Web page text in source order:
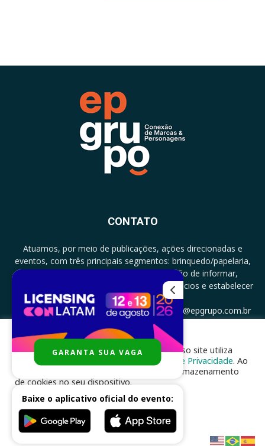
CONTATO
Atuamos, por meio de publicações, ações direcionadas e
eventos, com três principais segmentos: brinquedo/papelaria,
licenciamento e zero a três com a missão de informar,
documentar, proporcionar encontro de negócios e estabelecer
parcerias.
CONTATO: +5511994513097 - atendimento@epgrupo.com.br
SIGA-NOS
Desenvolvido pornhsinfo.com.br
Para melhor experiência e navegação, nosso site utiliza
cookies, de acordo com a nossa
Política de Privacidade. Ao
clicar em “aceito”, você concorda com o armazenamento
de cookies no seu dispositivo.
ACEITAR
GARANTA SUA VAGA
Baixe o aplicativo oficial do evento: